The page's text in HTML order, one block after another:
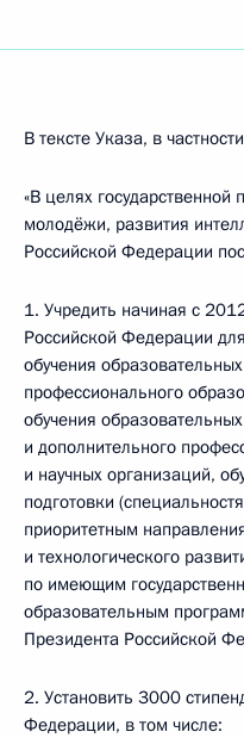
В тексте Указа, в
«В целях государственной
молодёжи, развития
Российской Федерации
1. Учредить начиная с
Российской Федерации
обучения
профессионального
обучения
и дополнительного
и научных организаций,
подготовки
приоритетным
и технологического
по имеющим
образовательным
Президента Российской
2. Установить 3000
Федерации, в том числе: